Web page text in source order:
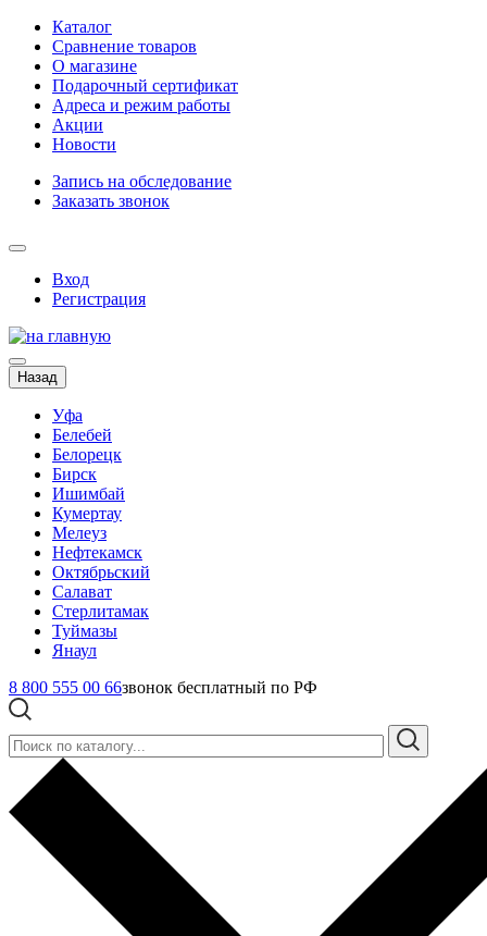
Каталог
Сравнение товаров
О магазине
Подарочный сертификат
Адреса и режим работы
Акции
Новости
Запись на обследование
Заказать звонок
Вход
Регистрация
Назад
Уфа
Белебей
Белорецк
Бирск
Ишимбай
Кумертау
Мелеуз
Нефтекамск
Октябрьский
Салават
Стерлитамак
Туймазы
Янаул
8 800 555 00 66звонок бесплатный по РФ